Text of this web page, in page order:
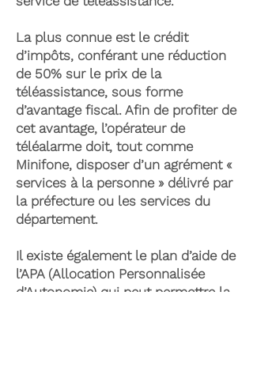
La plus connue est le crédit
d’impôts, conférant une réduction
de 50% sur le prix de la
téléassistance, sous forme
d’avantage fiscal. Afin de profiter de
cet avantage, l’opérateur de
téléalarme doit, tout comme
Minifone, disposer d’un agrément «
services à la personne » délivré par
la préfecture ou les services du
département.
Il existe également le plan d’aide de
l’APA (Allocation Personnalisée
d’Autonomie) qui peut permettre la